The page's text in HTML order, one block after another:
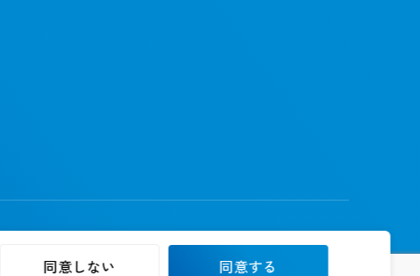
© 2026AlbaLink Inc.
同意する
同意しない